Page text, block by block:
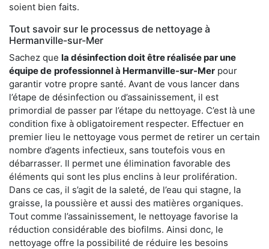
soient bien faits.
Tout savoir sur le processus de nettoyage à
Hermanville-sur-Mer
Sachez que la désinfection doit être réalisée par une
équipe de professionnel à Hermanville-sur-Mer pour
garantir votre propre santé. Avant de vous lancer dans
l’étape de désinfection ou d’assainissement, il est
primordial de passer par l’étape du nettoyage. C’est là une
condition fixe à obligatoirement respecter. Effectuer en
premier lieu le nettoyage vous permet de retirer un certain
nombre d’agents infectieux, sans toutefois vous en
débarrasser. Il permet une élimination favorable des
éléments qui sont les plus enclins à leur prolifération.
Dans ce cas, il s’agit de la saleté, de l’eau qui stagne, la
graisse, la poussière et aussi des matières organiques.
Tout comme l’assainissement, le nettoyage favorise la
réduction considérable des biofilms. Ainsi donc, le
nettoyage offre la possibilité de réduire les besoins